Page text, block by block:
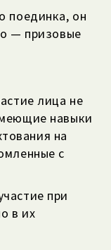
поединка, он
— призовые
лица не
навыки
на
с
при
в их